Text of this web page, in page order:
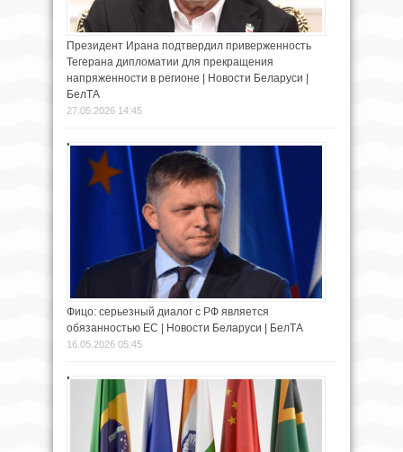
Президент Ирана подтвердил приверженность
Тегерана дипломатии для прекращения
напряженности в регионе | Новости Беларуси |
БелТА
27.05.2026 14:45
Фицо: серьезный диалог с РФ является
обязанностью ЕС | Новости Беларуси | БелТА
16.05.2026 05:45